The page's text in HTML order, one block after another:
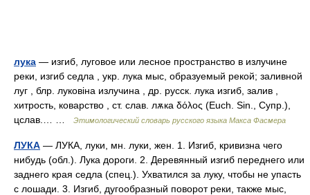
лука — изгиб, луговое или лесное пространство в излучине
реки, изгиб седла , укр. лука мыс, образуемый рекой; заливной
луг , блр. луковiна излучина , др. русск. лука изгиб, залив ,
хитрость, коварство , ст. слав. лѫка δόλος (Еuсh. Sin., Супр.),
цслав.… …
Этимологический словарь русского языка Макса Фасмера
ЛУКА — ЛУКА, луки, мн. луки, жен. 1. Изгиб, кривизна чего
нибудь (обл.). Лука дороги. 2. Деревянный изгиб переднего или
заднего края седла (спец.). Ухватился за луку, чтобы не упасть
с лошади. 3. Изгиб, дугообразный поворот реки, также мыс,